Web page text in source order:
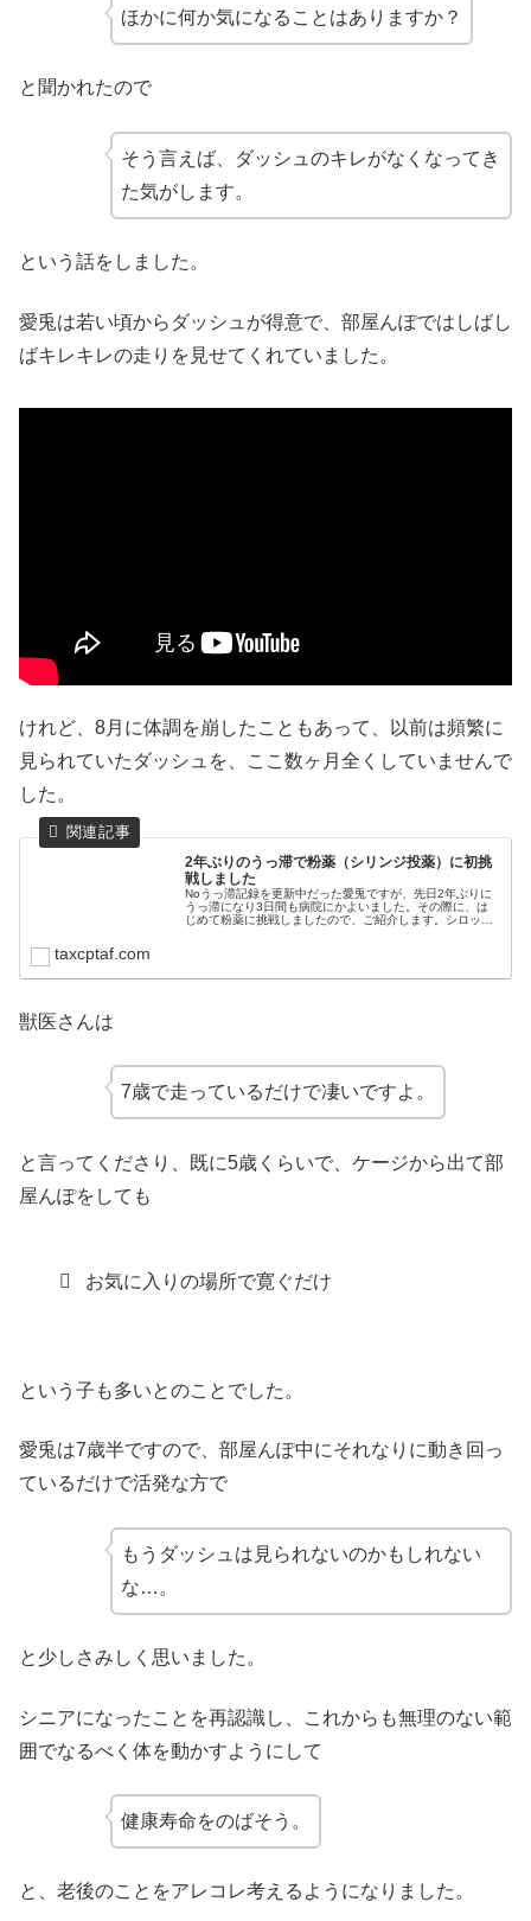
ほかに何か気になることはありますか？
と聞かれたので
そう言えば、ダッシュのキレがなくなってき
た気がします。
という話をしました。
愛兎は若い頃からダッシュが得意で、部屋んぽではしばし
ばキレキレの走りを見せてくれていました。
けれど、8月に体調を崩したこともあって、以前は頻繁に
見られていたダッシュを、ここ数ヶ月全くしていませんで
した。
2年ぶりのうっ滞で粉薬（シリンジ投薬）に初挑
戦しました
Noうっ滞記録を更新中だった愛兎ですが、先日2年ぶりに
うっ滞になり3日間も病院にかよいました。その際に、は
じめて粉薬に挑戦しましたので、ご紹介します。シロップ
taxcptaf.com
獣医さんは
7歳で走っているだけで凄いですよ。
と言ってくださり、既に5歳くらいで、ケージから出て部
屋んぽをしても
お気に入りの場所で寛ぐだけ
という子も多いとのことでした。
愛兎は7歳半ですので、部屋んぽ中にそれなりに動き回っ
ているだけで活発な方で
もうダッシュは見られないのかもしれない
な…。
と少しさみしく思いました。
シニアになったことを再認識し、これからも無理のない範
囲でなるべく体を動かすようにして
健康寿命をのばそう。
と、老後のことをアレコレ考えるようになりました。